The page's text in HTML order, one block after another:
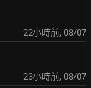
22小時前, 08/07
23小時前, 08/07